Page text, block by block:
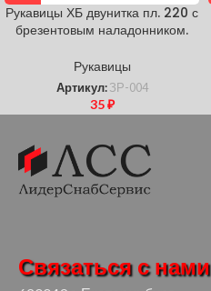
Рукавицы ХБ двунитка пл. 220 с
брезентовым наладонником.
Рукавицы
Артикул: ЗР-004
35₽
Связаться с нами